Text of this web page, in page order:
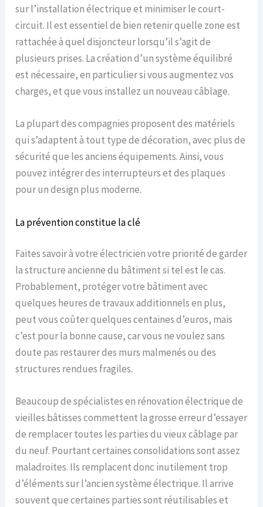
sur l’installation électrique et minimiser le court-
circuit. Il est essentiel de bien retenir quelle zone est
rattachée à quel disjoncteur lorsqu’il s’agit de
plusieurs prises. La création d’un système équilibré
est nécessaire, en particulier si vous augmentez vos
charges, et que vous installez un nouveau câblage.
La plupart des compagnies proposent des matériels
qui s’adaptent à tout type de décoration, avec plus de
sécurité que les anciens équipements. Ainsi, vous
pouvez intégrer des interrupteurs et des plaques
pour un design plus moderne.
La prévention constitue la clé
Faites savoir à votre électricien votre priorité de garder
la structure ancienne du bâtiment si tel est le cas.
Probablement, protéger votre bâtiment avec
quelques heures de travaux additionnels en plus,
peut vous coûter quelques centaines d’euros, mais
c’est pour la bonne cause, car vous ne voulez sans
doute pas restaurer des murs malmenés ou des
structures rendues fragiles.
Beaucoup de spécialistes en rénovation électrique de
vieilles bâtisses commettent la grosse erreur d’essayer
de remplacer toutes les parties du vieux câblage par
du neuf. Pourtant certaines consolidations sont assez
maladroites. Ils remplacent donc inutilement trop
d’éléments sur l’ancien système électrique. Il arrive
souvent que certaines parties sont réutilisables et